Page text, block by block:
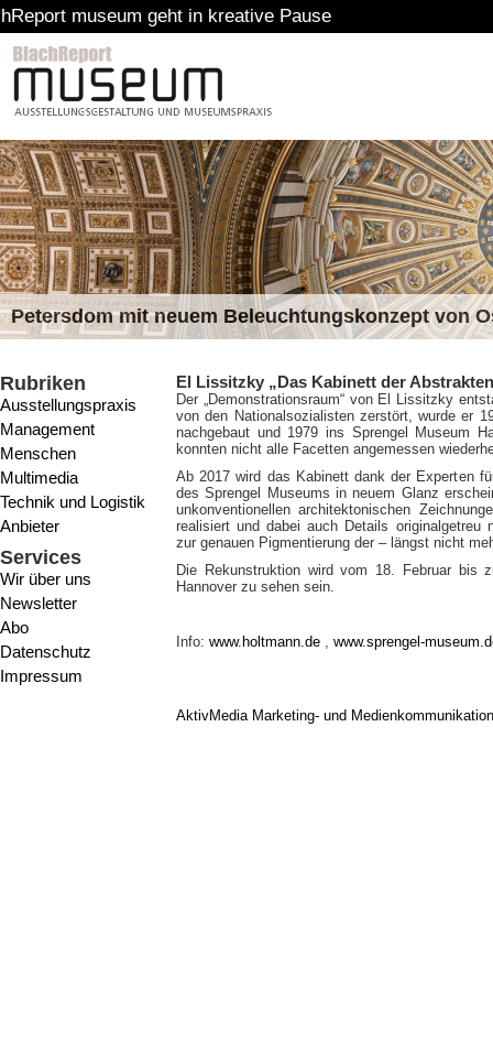
geht in kreative Pause
Petersdom mit neuem Beleuchtungskonzept von
Rubriken
Ausstellungspraxis
Management
Menschen
Multimedia
Technik und Logistik
Anbieter
Services
Wir über uns
Newsletter
Abo
Datenschutz
Impressum
El Lissitzky „Das Kabinett der
Der „Demonstrationsraum“ von El Lissitzky
von den Nationalsozialisten zerstört, wurde er
nachgebaut und 1979 ins Sprengel Museum
konnten nicht alle Facetten angemessen
Ab 2017 wird das Kabinett dank der Experten
des Sprengel Museums in neuem Glanz
unkonventionellen architektonischen
realisiert und dabei auch Details originalgetreu
zur genauen Pigmentierung der – längst nicht
Die Rekunstruktion wird vom 18. Februar bis
Hannover zu sehen sein.
Info: www.holtmann.de , www.sprengel-
AktivMedia Marketing- und